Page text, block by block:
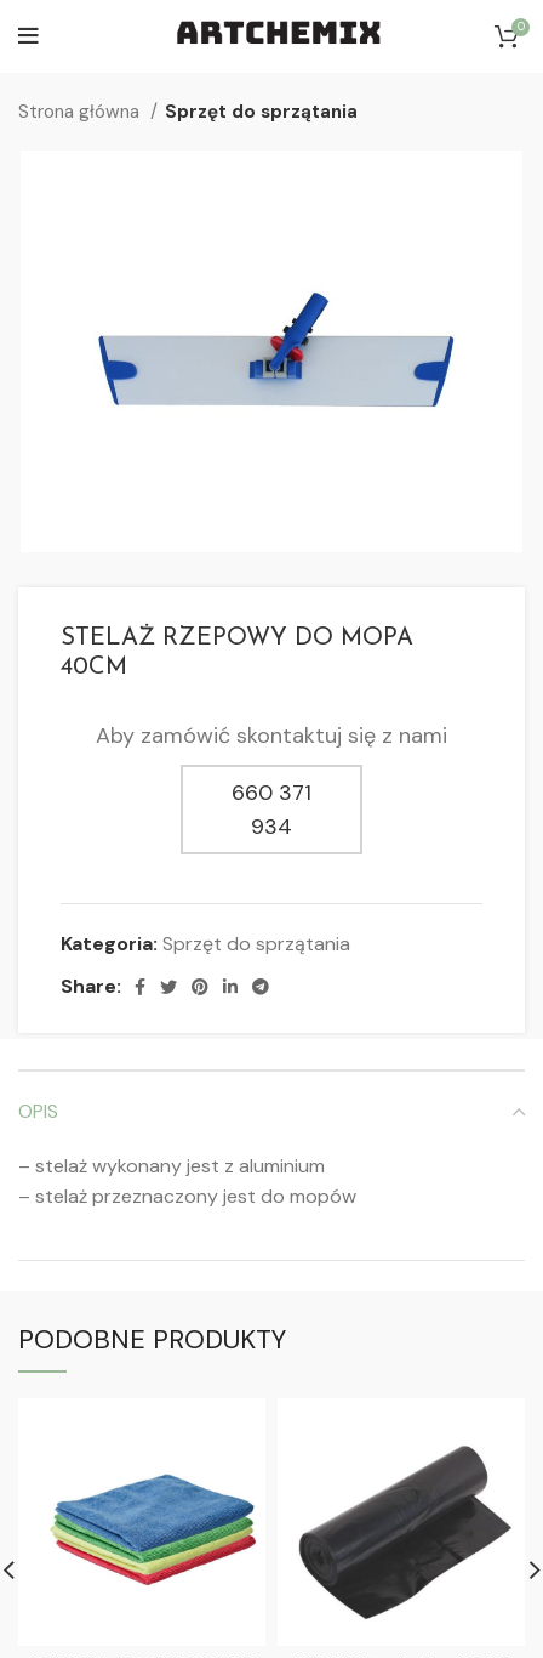
0
Strona główna Sprzęt do sprzątania
STELAŻ RZEPOWY DO MOPA
40CM
Aby zamówić skontaktuj się z nami
660 371
934
Kategoria: Sprzęt do sprzątania
Share:
OPIS
– stelaż wykonany jest z aluminium
– stelaż przeznaczony jest do mopów
PODOBNE PRODUKTY